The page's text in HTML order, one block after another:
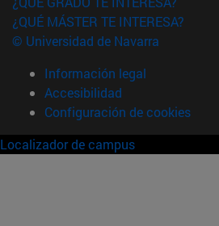
¿QUÉ MÁSTER TE INTERESA?
© Universidad de Navarra
Información legal
Accesibilidad
Configuración de cookies
Localizador de campus